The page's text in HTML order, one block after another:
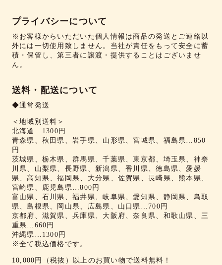
プライバシーについて
※お客様からいただいた個人情報は商品の発送とご連絡以
外には一切使用致しません。当社が責任をもって安全に蓄
積・保管し、第三者に譲渡・提供することはございませ
ん。
送料・配送について
◆通常発送
＜地域別送料＞
北海道…1300円
青森県、秋田県、岩手県、山形県、宮城県、福島県…850
円
茨城県、栃木県、群馬県、千葉県、東京都、埼玉県、神奈
川県、山梨県、長野県、新潟県、香川県、徳島県、愛媛
県、高知県、福岡県、大分県、佐賀県、長崎県、熊本県、
宮崎県、鹿児島県…800円
富山県、石川県、福井県、岐阜県、愛知県、静岡県、鳥取
県、島根県、岡山県、広島県、山口県…700円
京都府、滋賀県、兵庫県、大阪府、奈良県、和歌山県、三
重県…660円
沖縄県…1300円
※全て税込価格です。
10,000円（税抜）以上のお買い物で送料無料！